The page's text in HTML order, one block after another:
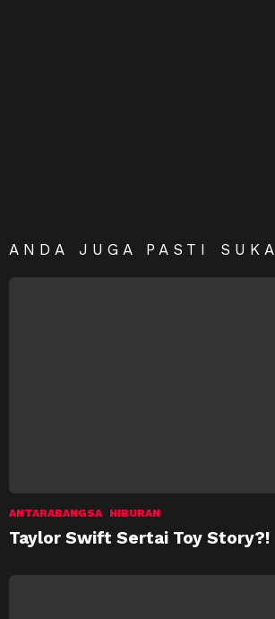
ANDA JUGA PASTI SUKA
ANTARABANGSA HIBURAN
Taylor Swift Sertai Toy Story?!